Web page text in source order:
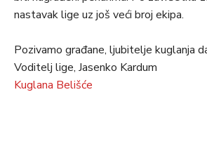
nastavak lige uz još veći broj ekipa.
Pozivamo građane, ljubitelje kuglanja
Voditelj lige, Jasenko Kardum
Kuglana Belišće